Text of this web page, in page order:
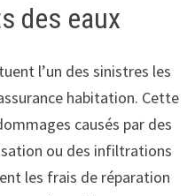
des eaux
l’un des sinistres les
habitation. Cette
causés par des
ou des infiltrations
les frais de réparation